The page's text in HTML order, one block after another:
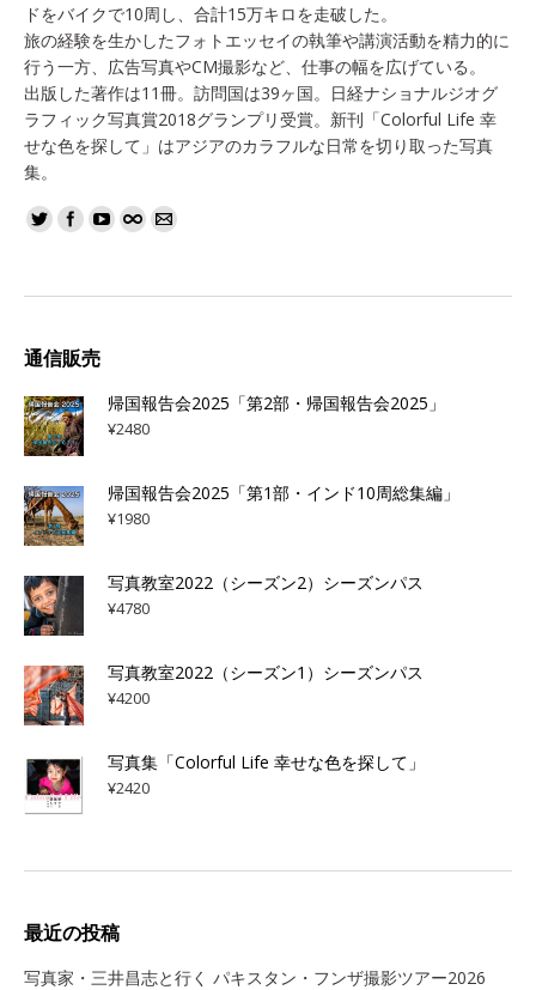
ドをバイクで10周し、合計15万キロを走破した。
旅の経験を生かしたフォトエッセイの執筆や講演活動を精力的に
行う一方、広告写真やCM撮影など、仕事の幅を広げている。
出版した著作は11冊。訪問国は39ヶ国。日経ナショナルジオグ
ラフィック写真賞2018グランプリ受賞。新刊「Colorful Life 幸
せな色を探して」はアジアのカラフルな日常を切り取った写真
集。
通信販売
帰国報告会2025「第2部・帰国報告会2025」
¥2480
帰国報告会2025「第1部・インド10周総集編」
¥1980
写真教室2022（シーズン2）シーズンパス
¥4780
写真教室2022（シーズン1）シーズンパス
¥4200
写真集「Colorful Life 幸せな色を探して」
¥2420
最近の投稿
写真家・三井昌志と行く パキスタン・フンザ撮影ツアー2026